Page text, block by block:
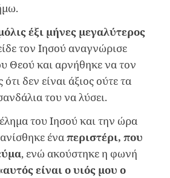
έξι μήνες μεγαλύτερος
τον Ιησού αναγνώρισε
Θεού και αρνήθηκε να τον
δεν είναι άξιος ούτε τα
του να λύσει.
του Ιησού και την ώρα
έναπεριστέρι, που
, ενώ ακούστηκε η φωνή
είναι ο υιός μου ο